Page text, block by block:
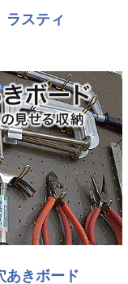
ラスティ
あきボード